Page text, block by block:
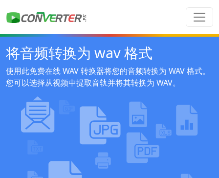
将音频转换为 wav 格式
使用此免费在线 WAV 转换器将您的音频转换为 WAV 格式。
您可以选择从视频中提取音轨并将其转换为 WAV。